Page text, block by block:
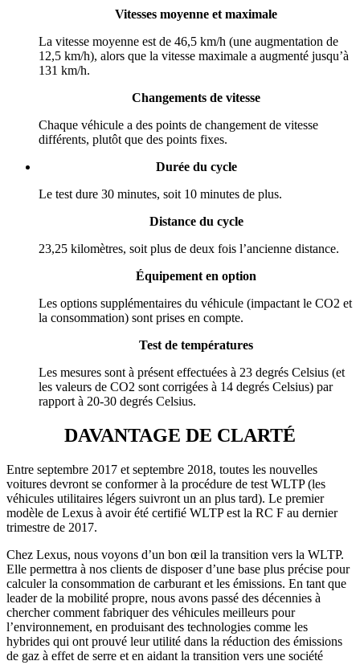
Vitesses moyenne et maximale
La vitesse moyenne est de 46,5 km/h (une augmentation de
12,5 km/h), alors que la vitesse maximale a augmenté jusqu’à
131 km/h.
Changements de vitesse
Chaque véhicule a des points de changement de vitesse
différents, plutôt que des points fixes.
Durée du cycle
Le test dure 30 minutes, soit 10 minutes de plus.
Distance du cycle
23,25 kilomètres, soit plus de deux fois l’ancienne distance.
Équipement en option
Les options supplémentaires du véhicule (impactant le CO2 et
la consommation) sont prises en compte.
Test de températures
Les mesures sont à présent effectuées à 23 degrés Celsius (et
les valeurs de CO2 sont corrigées à 14 degrés Celsius) par
rapport à 20-30 degrés Celsius.
DAVANTAGE DE CLARTÉ
Entre septembre 2017 et septembre 2018, toutes les nouvelles
voitures devront se conformer à la procédure de test WLTP (les
véhicules utilitaires légers suivront un an plus tard). Le premier
modèle de Lexus à avoir été certifié WLTP est la RC F au dernier
trimestre de 2017.
Chez Lexus, nous voyons d’un bon œil la transition vers la WLTP.
Elle permettra à nos clients de disposer d’une base plus précise pour
calculer la consommation de carburant et les émissions. En tant que
leader de la mobilité propre, nous avons passé des décennies à
chercher comment fabriquer des véhicules meilleurs pour
l’environnement, en produisant des technologies comme les
hybrides qui ont prouvé leur utilité dans la réduction des émissions
de gaz à effet de serre et en aidant la transition vers une société